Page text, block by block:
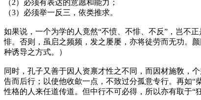
（2）必须有表达的意愿和能力；
（3）必须举一反三，依类推求。
如果说，一个为学的人竟然“不愤、不悱、不反”，岂不
悱。否则，虽启之频频，发之屡屡，亦将徒劳而无功。
种诱导之方式。
）
同时，孔子又善于因人资禀才性之不同，而因材施敎，
告而后行；以使他收歛一点，不致过分孤意专行。再如“
性格的人来任道传道。但中行不可必得，所以亦有取于“